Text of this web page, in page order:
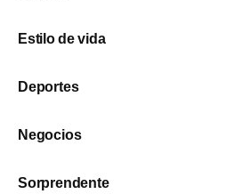
Estilo de vida
Deportes
Negocios
Sorprendente